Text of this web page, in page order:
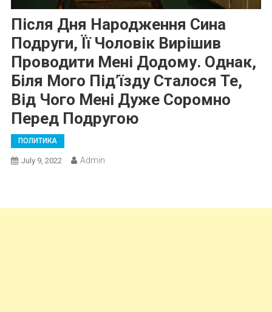
Після Дня Народження Сина
Подруги, Її Чоловік Вирішив
Проводити Мені Додому. Однак,
Біля Мого Під’їзду Сталося Те,
Від Чого Мені Дуже Соромно
Перед Подругою
ПОЛИТИКА
July 9, 2022 Admin